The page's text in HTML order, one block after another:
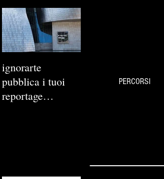
ignorarte
pubblica i tuoi
reportage
PERCORSI